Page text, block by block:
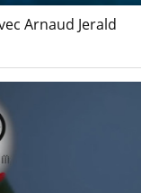
Arnaud Jerald